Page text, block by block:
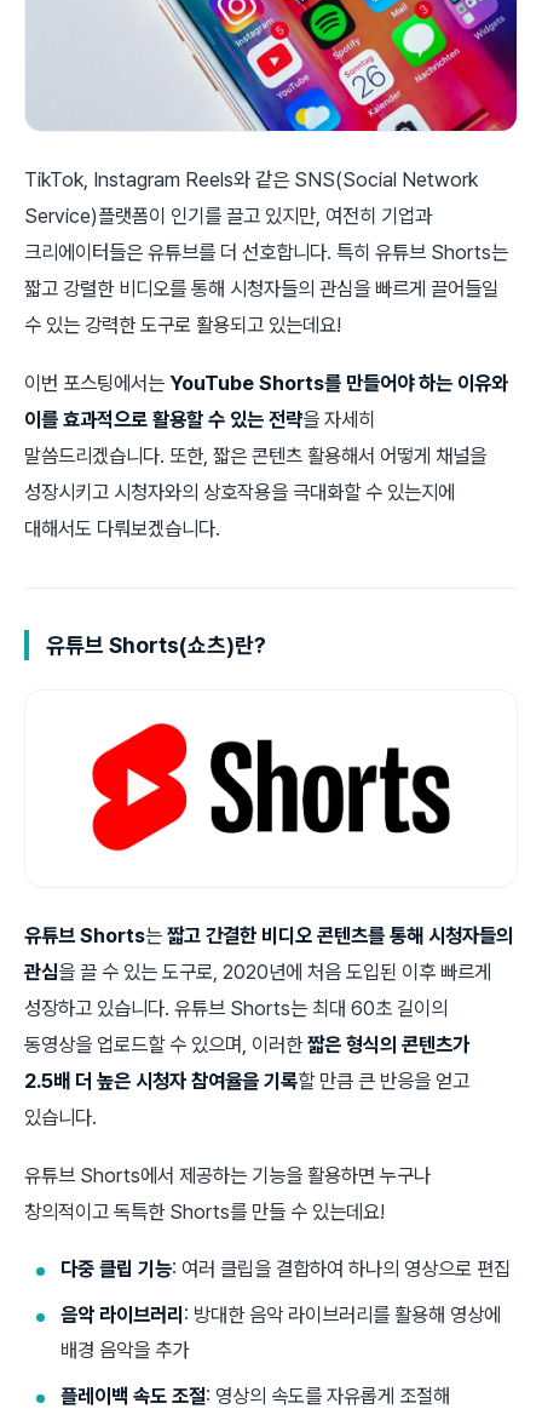
TikTok, Instagram Reels와 같은 SNS(Social Network
Service)플랫폼이 인기를 끌고 있지만, 여전히 기업과
크리에이터들은 유튜브를 더 선호합니다. 특히 유튜브 Shorts는
짧고 강렬한 비디오를 통해 시청자들의 관심을 빠르게 끌어들일
수 있는 강력한 도구로 활용되고 있는데요!
이번 포스팅에서는 YouTube Shorts를 만들어야 하는 이유와
이를 효과적으로 활용할 수 있는 전략을 자세히
말씀드리겠습니다. 또한, 짧은 콘텐츠 활용해서 어떻게 채널을
성장시키고 시청자와의 상호작용을 극대화할 수 있는지에
대해서도 다뤄보겠습니다.
유튜브 Shorts(쇼츠)란?
유튜브 Shorts는 짧고 간결한 비디오 콘텐츠를 통해 시청자들의
관심을 끌 수 있는 도구로, 2020년에 처음 도입된 이후 빠르게
성장하고 있습니다. 유튜브 Shorts는 최대 60초 길이의
동영상을 업로드할 수 있으며, 이러한짧은 형식의 콘텐츠가
2.5배 더 높은 시청자 참여율을 기록할 만큼 큰 반응을 얻고
있습니다.
유튜브 Shorts에서 제공하는 기능을 활용하면 누구나
창의적이고 독특한 Shorts를 만들 수 있는데요!
다중 클립 기능: 여러 클립을 결합하여 하나의 영상으로 편집
음악 라이브러리 : 방대한 음악 라이브러리를 활용해 영상에
배경 음악을 추가
플레이백 속도 조절: 영상의 속도를 자유롭게 조절해